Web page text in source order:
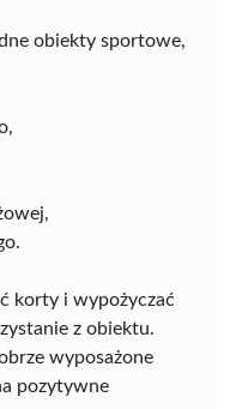
obiekty sportowe,
korty i wypożyczać
z obiektu.
wyposażone
pozytywne